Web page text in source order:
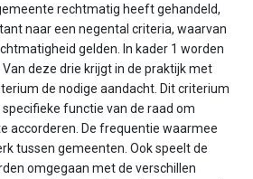
rechtmatig heeft gehandeld,
naar een negental criteria, waarvan
gelden. In kader 1 worden
deze drie krijgt in de praktijk met
de nodige aandacht. Dit criterium
functie van de raad om
accorderen. De frequentie waarmee
tussen gemeenten. Ook speelt de
omgegaan met de verschillen